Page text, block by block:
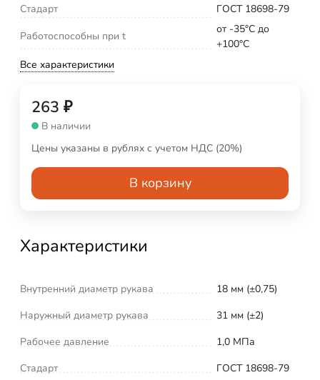
Стадарт
ГОСТ 18698-79
Работоспособны при t
от -35°С до
+100°С
Все характеристики
263 ₽
В наличии
Цены указаны в рублях с учетом НДС (20%)
В корзину
Характеристики
Внутренний диаметр рукава
18 мм (±0,75)
Наружный диаметр рукава
31 мм (±2)
Рабочее давление
1,0 МПа
Стадарт
ГОСТ 18698-79